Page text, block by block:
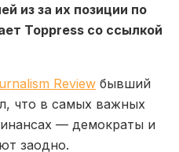
из за их позиции по
Toppress со ссылкой
Review бывший
что в самых важных
— демократы и
заодно.